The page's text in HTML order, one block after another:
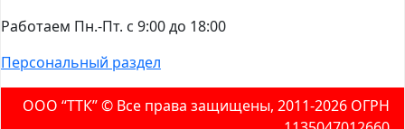
Работаем Пн.-Пт. с 9:00 до 18:00
Персональный раздел
ООО “ТТК” ©️ Все права защищены, 2011-2026 ОГРН